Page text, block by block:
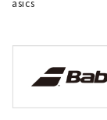
asics